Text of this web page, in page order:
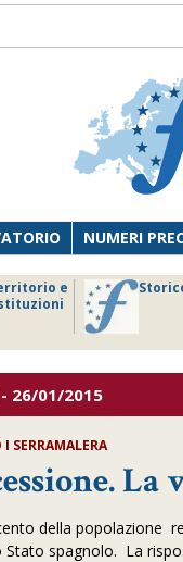
NUMERI
e
26/01/2015
I SERRAMALERA
della popolazione
spagnolo. La